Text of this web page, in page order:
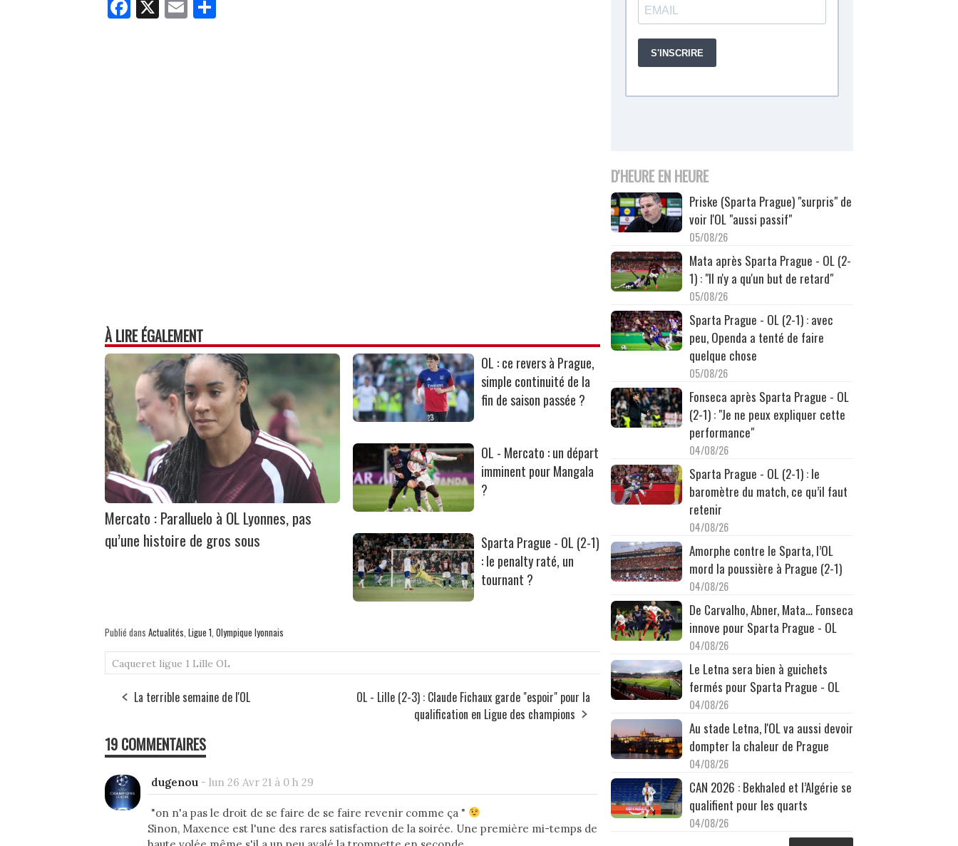
ce m
À LIRE ÉGALEMENT
Mercato : Paralluelo à OL Lyonnes, pas
qu’une histoire de gros sous
OL : ce revers à Prague,
simple continuité de la
fin de saison passée ?
OL - Mercato : un départ
imminent pour Mangala
?
Sparta Prague - OL (2-1)
: le penalty raté, un
tournant ?
Publié dans Actualités Ligue 1 Olympique lyonnais
Caqueret ligue 1 Lille OL
La terrible semaine de l'OL
OL - Lille (2-3) : Claude Fichaux garde "espoir" pour la
qualification en Ligue des champions
19 COMMENTAIRES
dugenou - lun 26 Avr 21 à 0 h 29
"on n'a pas le droit de se faire de se faire revenir comme ça "
Sinon, Maxence est l'une des rares satisfaction de la soirée. Une première mi-temps de
D'HEURE EN HEURE
Priske (Sparta Prague) "surpris" de
voir l'OL "aussi passif"
05/08/26
Mata après Sparta Prague - OL (2-
1) : "Il n'y a qu'un but de retard"
05/08/26
Sparta Prague - OL (2-1) : avec
peu, Openda a tenté de faire
quelque chose
05/08/26
Fonseca après Sparta Prague - OL
(2-1) : "Je ne peux expliquer cette
performance"
04/08/26
Sparta Prague - OL (2-1) : le
baromètre du match, ce qu’il faut
retenir
04/08/26
Amorphe contre le Sparta, l’OL
mord la poussière à Prague (2-1)
04/08/26
De Carvalho, Abner, Mata… Fonseca
innove pour Sparta Prague - OL
04/08/26
Le Letna sera bien à guichets
fermés pour Sparta Prague - OL
04/08/26
Au stade Letna, l'OL va aussi devoir
dompter la chaleur de Prague
04/08/26
CAN 2026 : Bekhaled et l’Algérie se
qualifient pour les quarts
04/08/26